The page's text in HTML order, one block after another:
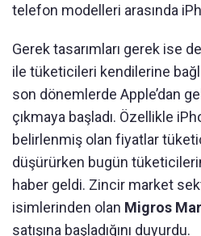
telefon modelleri arasında
Gerek tasarımları gerek ise
ile tüketicileri kendilerine
son dönemlerde Apple’dan
çıkmaya başladı. Özellikle
belirlenmiş olan fiyatlar
düşürürken bugün
haber geldi. Zincir market
isimlerinden olan Migros
satışına başladığını duyurdu.